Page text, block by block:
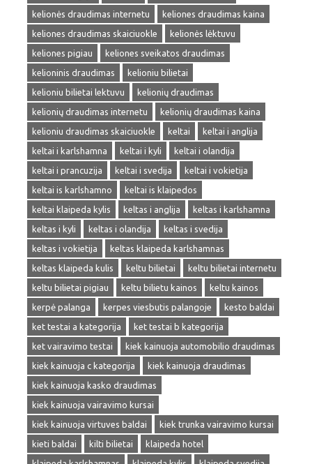
kelionės draudimas internetu
keliones draudimas kaina
keliones draudimas skaiciuokle
kelionės lėktuvu
keliones pigiau
keliones sveikatos draudimas
kelioninis draudimas
kelioniu bilietai
kelioniu bilietai lektuvu
kelionių draudimas
kelionių draudimas internetu
kelionių draudimas kaina
kelioniu draudimas skaiciuokle
keltai
keltai i anglija
keltai i karlshamna
keltai i kyli
keltai i olandija
keltai i prancuzija
keltai i svedija
keltai i vokietija
keltai is karlshamno
keltai is klaipedos
keltai klaipeda kylis
keltas i anglija
keltas i karlshamna
keltas i kyli
keltas i olandija
keltas i svedija
keltas i vokietija
keltas klaipeda karlshamnas
keltas klaipeda kulis
keltu bilietai
keltu bilietai internetu
keltu bilietai pigiau
keltu bilietu kainos
keltu kainos
kerpė palanga
kerpes viesbutis palangoje
kesto baldai
ket testai a kategorija
ket testai b kategorija
ket vairavimo testai
kiek kainuoja automobilio draudimas
kiek kainuoja c kategorija
kiek kainuoja draudimas
kiek kainuoja kasko draudimas
kiek kainuoja vairavimo kursai
kiek kainuoja virtuves baldai
kiek trunka vairavimo kursai
kieti baldai
kilti bilietai
klaipeda hotel